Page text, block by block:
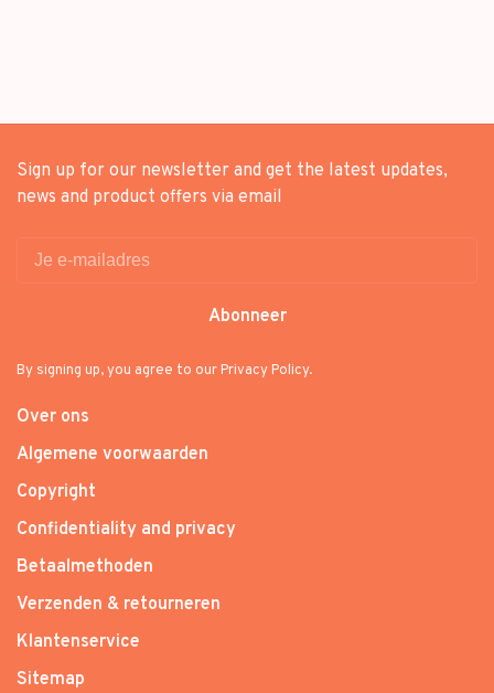
Sign up for our newsletter and get the latest updates,
news and product offers via email
Abonneer
By signing up, you agree to our Privacy Policy.
Over ons
Algemene voorwaarden
Copyright
Confidentiality and privacy
Betaalmethoden
Verzenden & retourneren
Klantenservice
Sitemap